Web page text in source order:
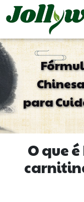
Obstipação
Tratamento
para
Comprimidos/
Bebida líquida
para
O que